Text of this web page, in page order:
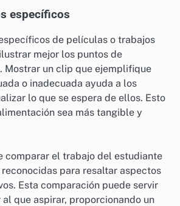
específicos
de películas o trabajos
mejor los puntos de
Mostrar un clip que ejemplifique
o inadecuada ayuda a los
lo que se espera de ellos. Esto
sea más tangible y
comparar el trabajo del estudiante
para resaltar aspectos
Esta comparación puede servir
que aspirar, proporcionando un